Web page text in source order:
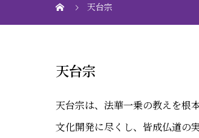
天台宗
天台宗
天台宗は、法華一乗の教えを根
文化開発に尽くし、皆成仏道の